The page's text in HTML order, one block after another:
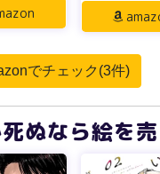
でチェック(3件)
ぬなら絵を